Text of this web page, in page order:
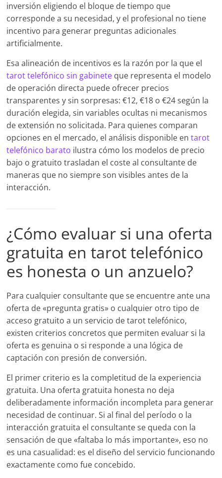
inversión eligiendo el bloque de tiempo que
corresponde a su necesidad, y el profesional no tiene
incentivo para generar preguntas adicionales
artificialmente.
Esa alineación de incentivos es la razón por la que el
tarot telefónico sin gabinete que representa el modelo
de operación directa puede ofrecer precios
transparentes y sin sorpresas: €12, €18 o €24 según la
duración elegida, sin variables ocultas ni mecanismos
de extensión no solicitada. Para quienes comparan
opciones en el mercado, el análisis disponible entarot
telefónico barato ilustra cómo los modelos de precio
bajo o gratuito trasladan el coste al consultante de
maneras que no siempre son visibles antes de la
interacción.
¿Cómo evaluar si una oferta
gratuita en tarot telefónico
es honesta o un anzuelo?
Para cualquier consultante que se encuentre ante una
oferta de «pregunta gratis» o cualquier otro tipo de
acceso gratuito a un servicio de tarot telefónico,
existen criterios concretos que permiten evaluar si la
oferta es genuina o si responde a una lógica de
captación con presión de conversión.
El primer criterio es la completitud de la experiencia
gratuita. Una oferta gratuita honesta no deja
deliberadamente información incompleta para generar
necesidad de continuar. Si al final del período o la
interacción gratuita el consultante se queda con la
sensación de que «faltaba lo más importante», eso no
es una casualidad: es el diseño del servicio funcionando
exactamente como fue concebido.